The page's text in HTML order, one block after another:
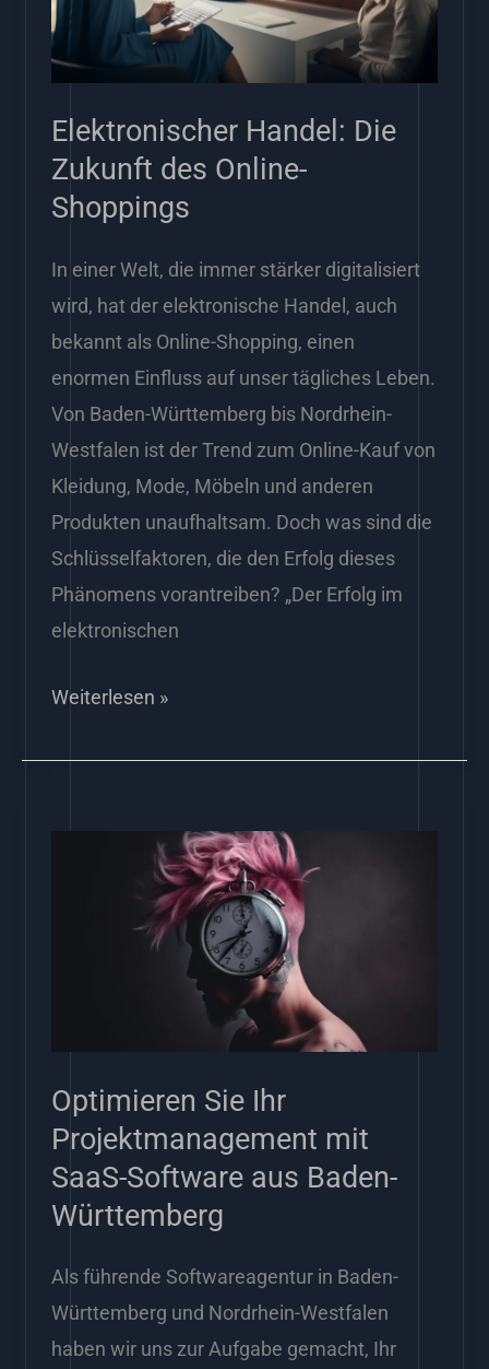
Elektronischer Handel: Die
Zukunft des Online-
Shoppings
In einer Welt, die immer stärker digitalisiert
wird, hat der elektronische Handel, auch
bekannt als Online-Shopping, einen
enormen Einfluss auf unser tägliches Leben.
Von Baden-Württemberg bis Nordrhein-
Westfalen ist der Trend zum Online-Kauf von
Kleidung, Mode, Möbeln und anderen
Produkten unaufhaltsam. Doch was sind die
Schlüsselfaktoren, die den Erfolg dieses
Phänomens vorantreiben? „Der Erfolg im
elektronischen
Online-
Shoppings
Weiterlesen »
Optimieren Sie Ihr
Projektmanagement mit
SaaS-Software aus Baden-
Württemberg
Als führende Softwareagentur in Baden-
Württemberg und Nordrhein-Westfalen
haben wir uns zur Aufgabe gemacht, Ihr
Projektmanagement
aus
Baden-
Württemberg